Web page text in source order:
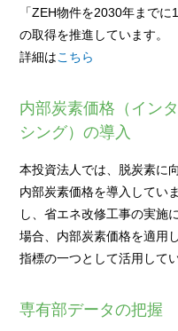
「ZEH物件を2030年まで
の取得を推進しています。
詳細はこちら
内部炭素価格（イン
シング）の導入
本投資法人では、脱炭素に
内部炭素価格を導入してい
し、省エネ改修工事の実施
場合、内部炭素価格を適用
指標の一つとして活用して
専有部データの把握